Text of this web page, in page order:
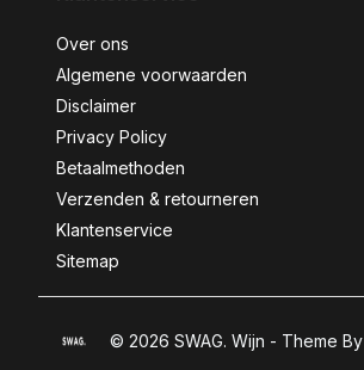
Over ons
Algemene voorwaarden
Disclaimer
Privacy Policy
Betaalmethoden
Verzenden & retourneren
Klantenservice
Sitemap
© 2026 SWAG. Wijn - Theme By